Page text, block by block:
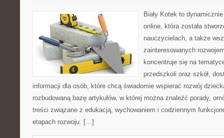
Biały Kotek to
online, która została
nauczycielach, a także
zainteresowanych
koncentruje się na
przedszkoli oraz szkół,
informacji dla osób, które chcą świadomie wspierać rozwój
rozbudowaną bazę artykułów, w której można znaleźć porady,
treści związane z edukacją, wychowaniem i codziennym
etapach rozwoju. […]